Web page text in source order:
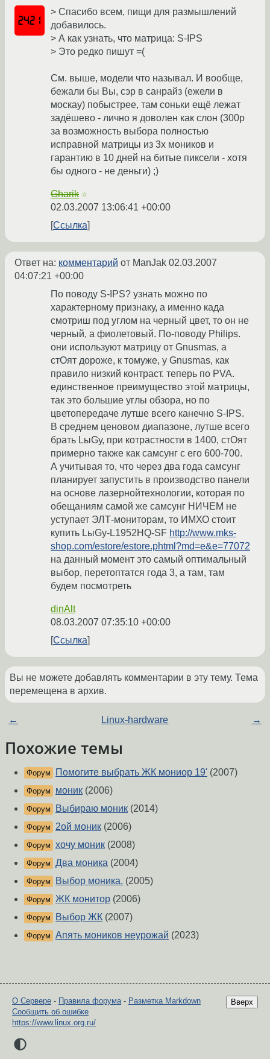
> Спасибо всем, пищи для размышлений
добавилось.
> А как узнать, что матрица: S-IPS
> Это редко пишут =(
См. выше, модели что называл. И вообще,
бежали бы Вы, сэр в санрайз (ежели в
москау) побыстрее, там соньки ещё лежат
задёшево - лично я доволен как слон (300р
за возможность выбора полностью
исправной матрицы из 3х моников и
гарантию в 10 дней на битые пиксели - хотя
бы одного - не деньги) ;)
Gharik ☆
02.03.2007 13:06:41 +00:00
Ссылка
Ответ на: комментарий от ManJak 02.03.2007
04:07:21 +00:00
По поводу S-IPS? узнать можно по
характерному признаку, а именно када
смотриш под углом на черный цвет, то он не
черный, а фиолетовый. По-поводу Philips.
они используют матрицу от Gnusmas, а
стОят дороже, к томуже, у Gnusmas, как
правило низкий контраст. теперь по PVA.
единственное преимущество этой матрицы,
так это большие углы обзора, но по
цветопередаче лутше всего канечно S-IPS.
В среднем ценовом диапазоне, лутше всего
брать LыGу, при котрастности в 1400, стОят
примерно также как самсунг с его 600-700.
А учитывая то, что через два года самсунг
планирует запустить в производство панели
на основе лазернойтехнологии, которая по
обещаниям самой же самсунг НИЧЕМ не
уступает ЭЛТ-мониторам, то ИМХО стоит
купить LыGу-L1952HQ-SF http://www.mks-
shop.com/estore/estore.phtml?md=e&e=77072
на данный момент это самый оптимальный
выбор, перетоптатся года 3, а там, там
будем посмотреть
dinAlt
08.03.2007 07:35:10 +00:00
Ссылка
Вы не можете добавлять комментарии в эту тему. Тема
перемещена в архив.
← Linux-hardware →
Похожие темы
Форум Помогите выбрать ЖК мониор 19' (2007)
Форум моник (2006)
Форум Выбираю моник (2014)
Форум 2ой моник (2006)
Форум хочу моник (2008)
Форум Два моника (2004)
Форум Выбор моника. (2005)
Форум ЖК монитор (2006)
Форум Выбор ЖК (2007)
Форум Апять моников неурожай (2023)
Вверх
О Сервере - Правила форума- Разметка Markdown
Сообщить об ошибке
https://www.linux.org.ru/